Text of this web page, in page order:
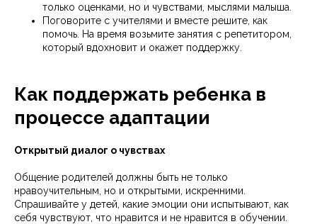
только оценками, но и чувствами, мыслями малыша.
Поговорите с учителями и вместе решите, как
помочь. На время возьмите занятия с репетитором,
который вдохновит и окажет поддержку.
Как поддержать ребенка в
процессе адаптации
Открытый диалог о чувствах
Общение родителей должны быть не только
нравоучительным, но и открытыми, искренними.
Спрашивайте у детей, какие эмоции они испытывают, как
себя чувствуют, что нравится и не нравится в обучении.